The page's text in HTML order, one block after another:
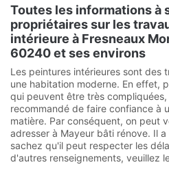
Toutes les informations à
propriétaires sur les
intérieure à Fresneaux
60240 et ses environs
Les peintures intérieures sont des
une habitation moderne. En effet,
qui peuvent être très
recommandé de faire confiance à
matière. Par conséquent, on peut
adresser à Mayeur bâti rénove. Il
sachez qu'il peut respecter les
d'autres renseignements, veuillez